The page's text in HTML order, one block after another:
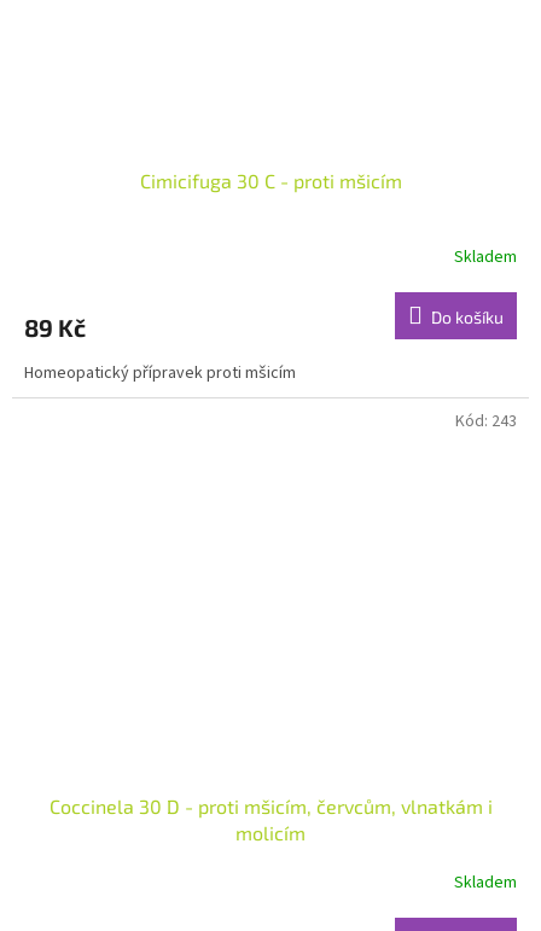
Cimicifuga 30 C - proti mšicím
Skladem
89 Kč Do košíku
Homeopatický přípravek proti mšicím
Coccinela 30 D - proti mšicím, červcům, vlnatkám i
molicím
Skladem
Kód: 243